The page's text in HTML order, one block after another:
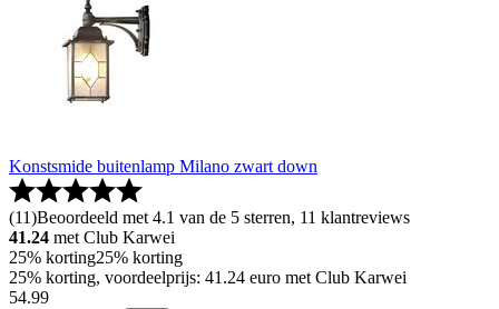
Konstsmide buitenlamp Milano zwart down
(11)Beoordeeld met 4.1 van de 5 sterren, 11 klantreviews
41.24 met Club Karwei
25% korting25% korting
25% korting, voordeelprijs: 41.24 euro met Club Karwei
54.99